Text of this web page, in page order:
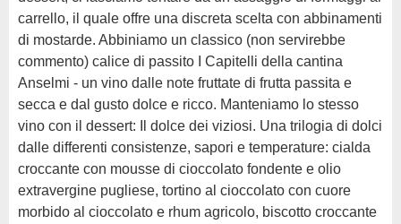
carrello, il quale offre una discreta scelta con abbinamenti
di mostarde. Abbiniamo un classico (non servirebbe
commento) calice di passito I Capitelli della cantina
Anselmi - un vino dalle note fruttate di frutta passita e
secca e dal gusto dolce e ricco. Manteniamo lo stesso
vino con il dessert: Il dolce dei viziosi. Una trilogia di dolci
dalle differenti consistenze, sapori e temperature: cialda
croccante con mousse di cioccolato fondente e olio
extravergine pugliese, tortino al cioccolato con cuore
morbido al cioccolato e rhum agricolo, biscotto croccante